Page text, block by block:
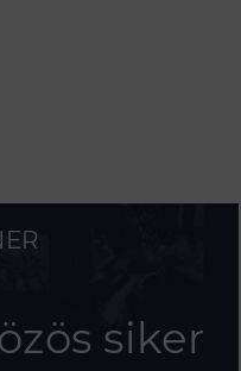
siker